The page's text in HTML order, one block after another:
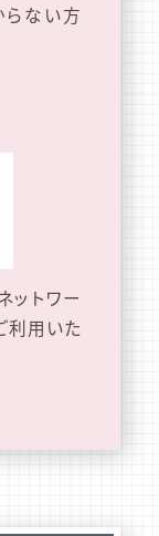
ない方
ットワー
利用いた